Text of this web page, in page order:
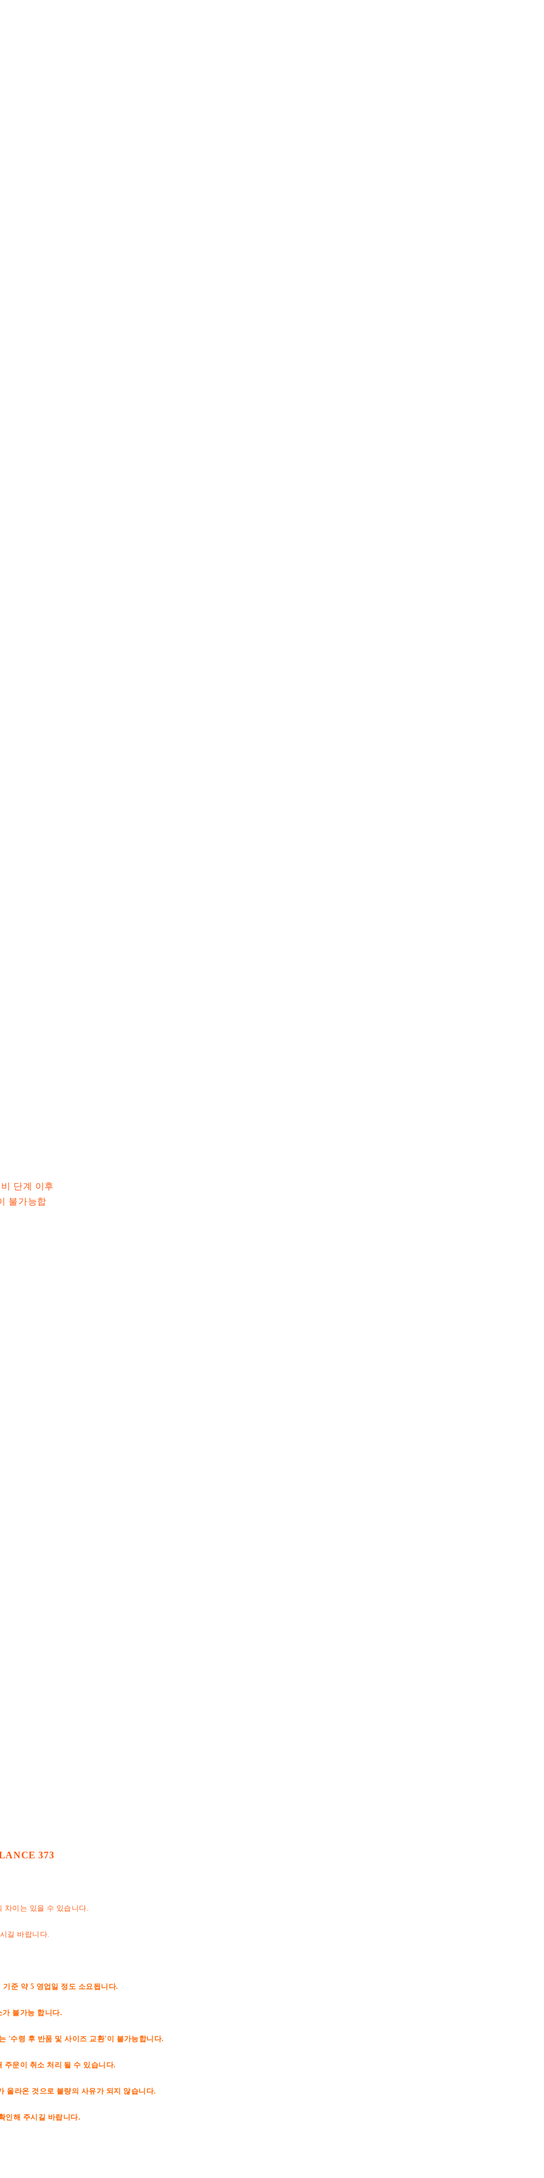
단계 이후
불가능합
373
차이는 있을 수 있습니다.
길 바랍니다.
준 약 5 영업일 정도 소요됩니다.
불가능 합니다.
'수령 후 반품 및 사이즈 교환'이 불가능합니다.
주문이 취소 처리 될 수 있습니다.
올라온 것으로 불량의 사유가 되지 않습니다.
인해 주시길 바랍니다.